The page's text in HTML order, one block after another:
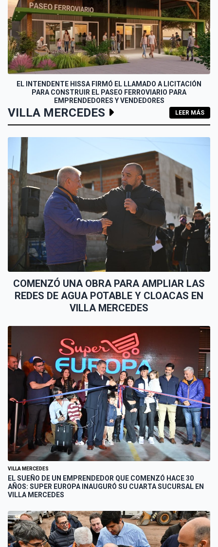
EL INTENDENTE HISSA FIRMÓ EL LLAMADO A LICITACIÓN
PARA CONSTRUIR EL PASEO FERROVIARIO PARA
EMPRENDEDORES Y VENDEDORES
VILLA MERCEDES LEER MÁS
COMENZÓ UNA OBRA PARA AMPLIAR LAS
REDES DE AGUA POTABLE Y CLOACAS EN
VILLA MERCEDES
VILLA MERCEDES
EL SUEÑO DE UN EMPRENDEDOR QUE COMENZÓ HACE 30
AÑOS: SUPER EUROPA INAUGURÓ SU CUARTA SUCURSAL EN
VILLA MERCEDES